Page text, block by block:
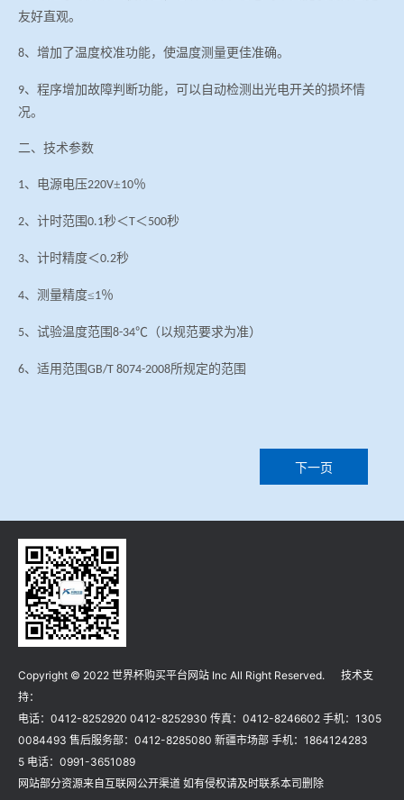
友好直观。
8、增加了温度校准功能，使温度测量更佳准确。
9、程序增加故障判断功能，可以自动检测出光电开关的损坏情
况。
二、技术参数
1、电源电压220V±10％
2、计时范围 0.1秒＜T＜500秒
3、计时精度＜0.2秒
4、测量精度≤1％
5、试验温度范围 8-34℃（以规范要求为准）
6、适用范围 GB/T 8074-2008所规定的范围
下一页
Copyright © 2022 世界杯购买平台网站 Inc All Right Reserved. 技术支
持：
电话：0412-8252920 0412-8252930 传真：0412-8246602 手机：1305
0084493 售后服务部：0412-8285080 新疆市场部 手机：1864124283
5 电话：0991-3651089
网站部分资源来自互联网公开渠道 如有侵权请及时联系本司删除